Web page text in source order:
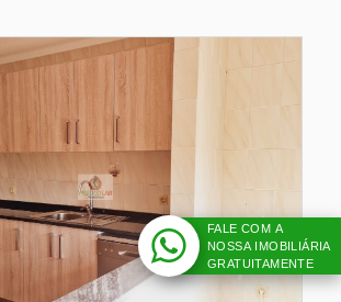
FALE COM A
NOSSA IMOBILIÁRIA
GRATUITAMENTE